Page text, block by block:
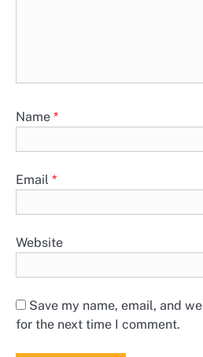
Name *
Email *
Website
Save my name, email, and
for the next time I comment.